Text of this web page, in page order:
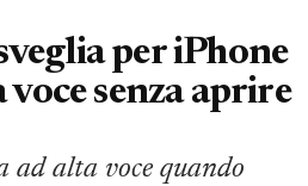
per iPhone
voce senza aprire
ad alta voce quando